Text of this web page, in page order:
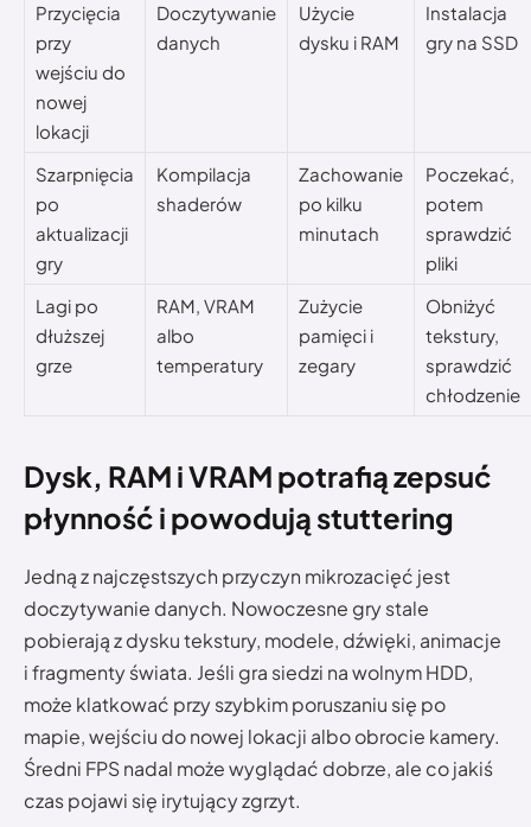
Przycięcia
przy
wejściu do
nowej
lokacji
Doczytywanie
danych
Użycie
dysku i RAM
Instalacja
gry na SSD
Szarpnięcia
po
aktualizacji
gry
Kompilacja
shaderów
Zachowanie
po kilku
minutach
Poczekać,
potem
sprawdzić
pliki
Lagi po
dłuższej
grze
RAM, VRAM
albo
temperatury
Zużycie
pamięci i
zegary
Obniżyć
tekstury,
sprawdzić
chłodzenie
Dysk, RAM i VRAM potrafią zepsuć
płynność i powodują stuttering
Jedną z najczęstszych przyczyn mikrozacięć jest
doczytywanie danych. Nowoczesne gry stale
pobierają z dysku tekstury, modele, dźwięki, animacje
i fragmenty świata. Jeśli gra siedzi na wolnym HDD,
może klatkować przy szybkim poruszaniu się po
mapie, wejściu do nowej lokacji albo obrocie kamery.
Średni FPS nadal może wyglądać dobrze, ale co jakiś
czas pojawi się irytujący zgrzyt.